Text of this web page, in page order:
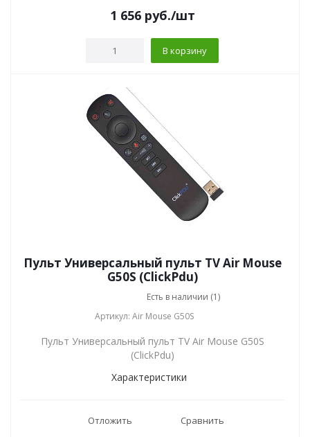
1 656 руб./шт
В корзину
Пульт Универсальный пульт TV Air Mouse
G50S (ClickPdu)
Есть в наличии (1)
Артикул: Air Mouse G50S
Пульт Универсальный пульт TV Air Mouse G50S
(ClickPdu)
Характеристики
Отложить Сравнить